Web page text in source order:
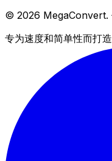
© 2026 MegaConvert.
专为速度和简单性而打造